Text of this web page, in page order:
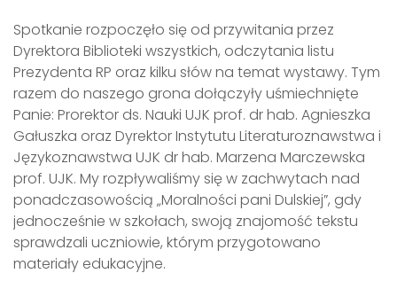
Spotkanie rozpoczęło się od przywitania przez
Dyrektora Biblioteki wszystkich, odczytania listu
Prezydenta RP oraz kilku słów na temat wystawy. Tym
razem do naszego grona dołączyły uśmiechnięte
Panie: Prorektor ds. Nauki UJK prof. dr hab. Agnieszka
Gałuszka oraz Dyrektor Instytutu Literaturoznawstwa i
Językoznawstwa UJK dr hab. Marzena Marczewska
prof. UJK. My rozpływaliśmy się w zachwytach nad
ponadczasowością „Moralności pani Dulskiej”, gdy
jednocześnie w szkołach, swoją znajomość tekstu
sprawdzali uczniowie, którym przygotowano
materiały edukacyjne.